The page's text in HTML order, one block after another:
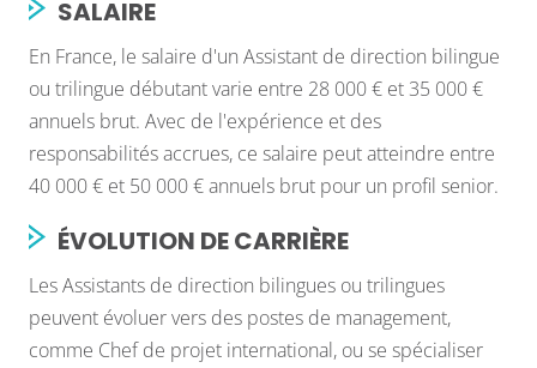
SALAIRE
En France, le salaire d'un Assistant de direction bilingue
ou trilingue débutant varie entre 28 000 € et 35 000 €
annuels brut. Avec de l'expérience et des
responsabilités accrues, ce salaire peut atteindre entre
40 000 € et 50 000 € annuels brut pour un profil senior.
ÉVOLUTION DE CARRIÈRE
Les Assistants de direction bilingues ou trilingues
peuvent évoluer vers des postes de management,
comme Chef de projet international, ou se spécialiser